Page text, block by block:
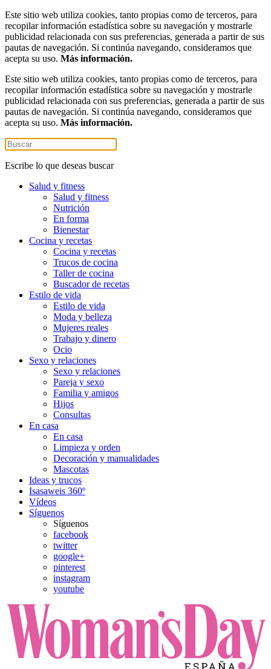
Este sitio web utiliza cookies, tanto propias como de terceros, para
recopilar información estadística sobre su navegación y mostrarle
publicidad relacionada con sus preferencias, generada a partir de sus
pautas de navegación. Si continúa navegando, consideramos que
acepta su uso. Más información.
Este sitio web utiliza cookies, tanto propias como de terceros, para
recopilar información estadística sobre su navegación y mostrarle
publicidad relacionada con sus preferencias, generada a partir de sus
pautas de navegación. Si continúa navegando, consideramos que
acepta su uso. Más información.
Escribe lo que deseas buscar
Salud y fitness
Salud y fitness
Nutrición
En forma
Bienestar
Cocina y recetas
Cocina y recetas
Trucos de cocina
Taller de cocina
Buscador de recetas
Estilo de vida
Estilo de vida
Moda y belleza
Mujeres reales
Trabajo y dinero
Ocio
Sexo y relaciones
Sexo y relaciones
Pareja y sexo
Familia y amigos
Hijos
Consultas
En casa
En casa
Limpieza y orden
Decoración y manualidades
Mascotas
Ideas y trucos
Isasaweis 360º
Vídeos
Síguenos
Síguenos
facebook
twitter
google+
pinterest
instagram
youtube